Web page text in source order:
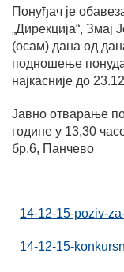
Понуђач је
„Дирекција“, Змај
(осам) дана од
подношење
најкасније до
Јавно отварање
године у 13,30
бр.6, Панчево
14-12-15-poziv-
14-12-15-